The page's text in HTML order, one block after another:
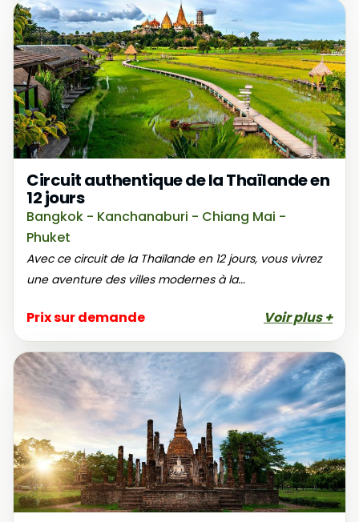
Circuit authentique de la Thaïlande en
12 jours
Bangkok - Kanchanaburi - Chiang Mai -
Phuket
Avec ce circuit de la Thaïlande en 12 jours, vous vivrez
une aventure des villes modernes à la...
Prix sur demande Voir plus +